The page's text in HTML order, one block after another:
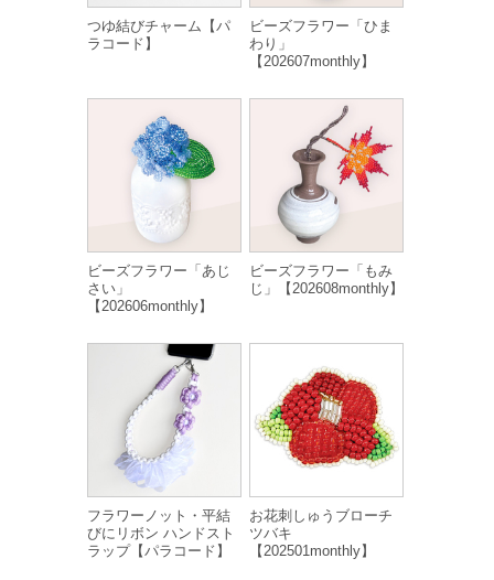
つゆ結びチャーム【パ
ラコード】
ビーズフラワー「ひま
わり」
【202607monthly】
ビーズフラワー「あじ
さい」
【202606monthly】
ビーズフラワー「もみ
じ」【202608monthly】
フラワーノット・平結
びにリボン ハンドスト
ラップ【パラコード】
お花刺しゅうブローチ
ツバキ
【202501monthly】